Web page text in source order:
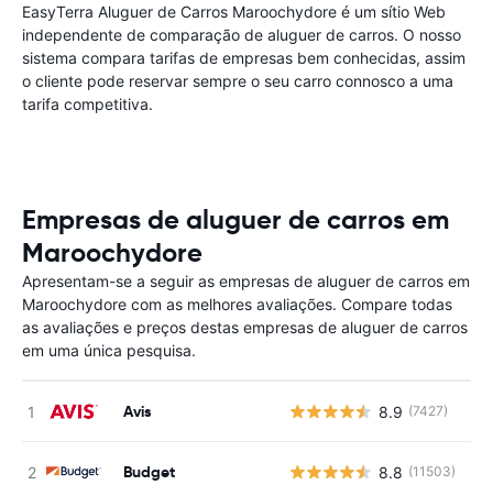
EasyTerra Aluguer de Carros Maroochydore é um sítio Web
independente de comparação de aluguer de carros. O nosso
sistema compara tarifas de empresas bem conhecidas, assim
o cliente pode reservar sempre o seu carro connosco a uma
tarifa competitiva.
Empresas de aluguer de carros em
Maroochydore
Apresentam-se a seguir as empresas de aluguer de carros em
Maroochydore com as melhores avaliações. Compare todas
as avaliações e preços destas empresas de aluguer de carros
em uma única pesquisa.
Avis 8.9 (7427)
Budget 8.8 (11503)